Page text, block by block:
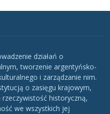
działań o
tworzenie argentyńsko-
i zarządzanie nim.
o zasięgu krajowym,
historyczną,
we wszystkich jej